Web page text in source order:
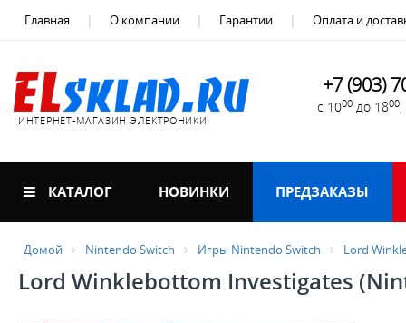
Главная О компании Гарантии Оплата и
ИНТЕРНЕТ-МАГАЗИН ЭЛЕКТРОНИКИ
+7 (903)
с 1000 до 1800
КАТАЛОГ НОВИНКИ ПРЕДЗАКАЗЫ
Домой Nintendo Switch Игры Nintendo Switch Lord
Lord Winklebottom Investigates